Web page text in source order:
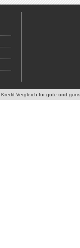
Vergleich für gute und